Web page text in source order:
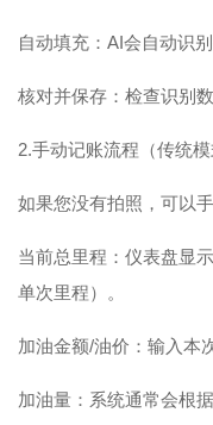
自动填充：AI会自动识
核对并保存：检查识别
2.手动记账流程（传统模
如果您没有拍照，可以
当前总里程：仪表盘显
单次里程）。
加油金额/油价：输入本
加油量：系统通常会根